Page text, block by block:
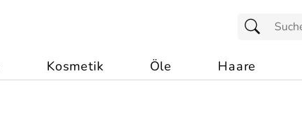
Kosmetik Öle Haare